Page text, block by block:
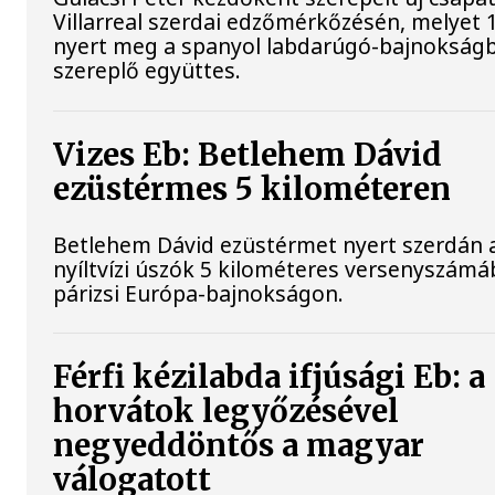
Villarreal szerdai edzőmérkőzésén, melyet
nyert meg a spanyol labdarúgó-
szereplő együttes.
Vizes Eb: Betlehem Dávid
ezüstérmes 5 kilométeren
Betlehem Dávid ezüstérmet nyert szerdán
nyíltvízi úszók 5 kilométeres
párizsi Európa-bajnokságon.
Férfi kézilabda ifjúsági Eb: a
horvátok legyőzésével
negyeddöntős a magyar
válogatott